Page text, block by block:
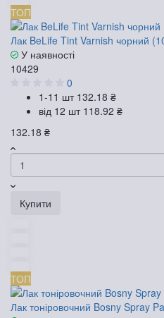
ТОП
Лак BeLife Tint Varnish чорний
У наявності
10429
0
1-11 шт 132.18 ₴
від 12 шт 118.92 ₴
132.18 ₴
Купити
ТОП
Лак тоніровочний Bosny Spray